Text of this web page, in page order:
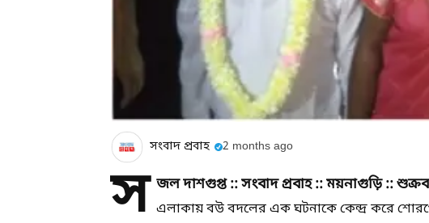
সংবাদ প্রবাহ 2 months ago
স জল দাশগুপ্ত :: সংবাদ প্রবাহ :: ময়নাগুড়ি ::
এলাকায় বউ বদলের এক ঘটনাকে কেন্দ্র করে